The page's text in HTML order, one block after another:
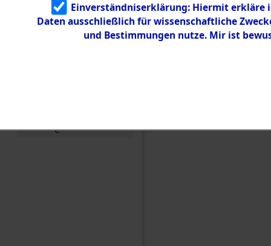
g
5.3.3
Todesmärsch
e
Einverständniserklärung: Hiermit erkläre
Daten ausschließlich für wissenschaftliche
und Bestimmungen nutze. Mir ist